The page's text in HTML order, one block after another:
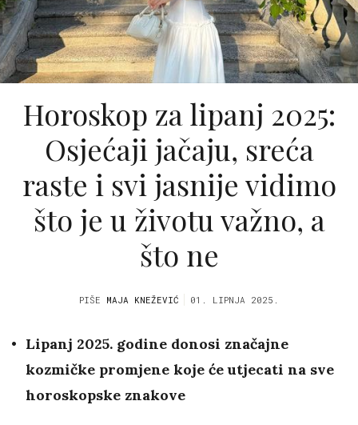
Horoskop za lipanj 2025:
Osjećaji jačaju, sreća
raste i svi jasnije vidimo
što je u životu važno, a
što ne
PIŠE MAJA KNEŽEVIĆ 01. LIPNJA 2025.
Lipanj 2025. godine donosi značajne
kozmičke promjene koje će utjecati na sve
horoskopske znakove